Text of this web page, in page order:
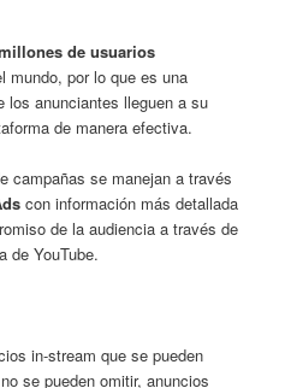
de usuarios
mundo, por lo que es una
los anunciantes lleguen a su
de manera efectiva.
campañas se manejan a través
con información más detallada
de la audiencia a través de
de YouTube.
in-stream que se pueden
se pueden omitir, anuncios